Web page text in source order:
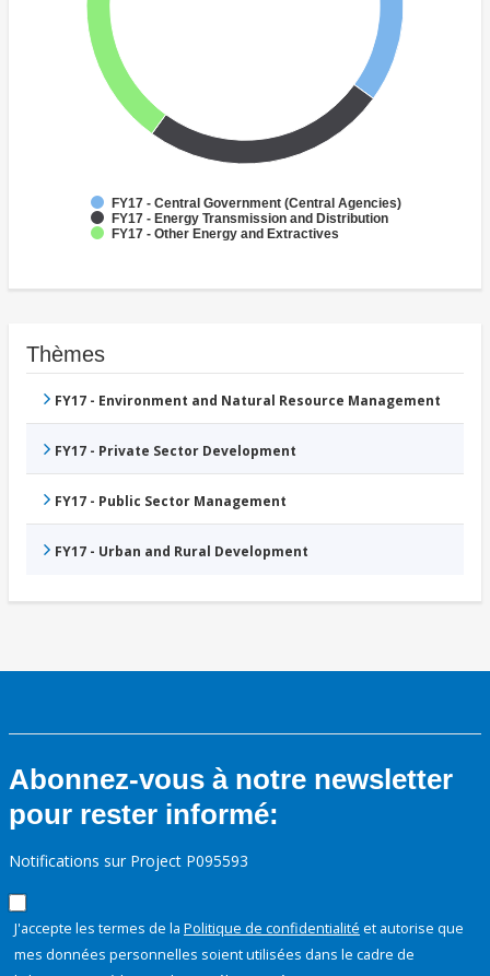
FY17 - Central Government (Central Agencies)
FY17 - Energy Transmission and Distribution
FY17 - Other Energy and Extractives
Thèmes
FY17 - Environment and Natural Resource Management
FY17 - Private Sector Development
FY17 - Public Sector Management
FY17 - Urban and Rural Development
Abonnez-vous à notre newsletter
pour rester informé:
Notifications sur Project P095593
J'accepte les termes de la Politique de confidentialité et autorise que
mes données personnelles soient utilisées dans le cadre de